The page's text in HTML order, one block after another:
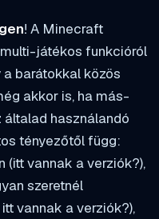
! A Minecraft
játékos funkcióról
barátokkal közös
akkor is, ha más-
használandó
tényezőtől függ:
vannak a verziók?),
szeretnél
itt vannak a verziók?),